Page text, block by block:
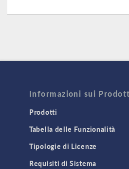
Informazioni sui
Prodotti
Tabella delle Funzionalità
Tipologie di Licenze
Requisiti di Sistema